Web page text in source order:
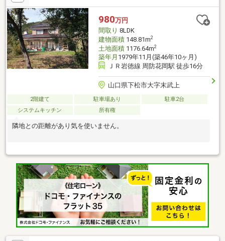
せていただきます新築住宅の追加工事も住宅ローンに組み込み可
能【返済例】借入額：7500万円 35年返済 年利0.7％の場合
月々：201390円 ボーナスなし月々：184205円 ボーナス：
103244円（年2回）
980万円
間取り 8LDK
建物面積148.81m2
土地面積1176.64m2
築年月 1979年11月(築46年10ヶ月)
ＪＲ岩徳線 周防花岡駅 徒歩16分
山口県下松市大字末武上
2階建て 駐車場あり
駐車2台
システムキッチン
所有権
隣地との距離があり気を使いません。